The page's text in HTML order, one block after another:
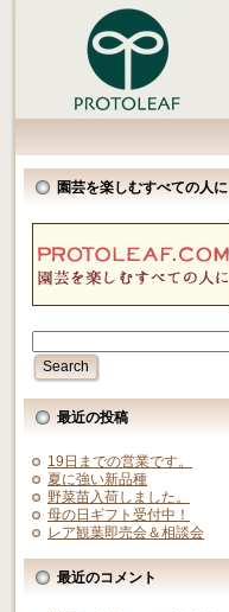
園芸を楽しむすべての人に
最近の投稿
19日までの営業です。
夏に強い新品種
野菜苗入荷しました。
母の日ギフト受付中！
レア観葉即売会＆相談会
最近のコメント